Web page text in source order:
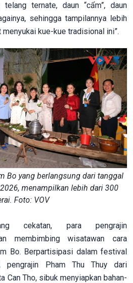
ternate, daun “cẩm”, daun
sehingga tampilannya lebih
kue-kue tradisional ini”.
Bo yang berlangsung dari tanggal
menampilkan lebih dari 300
Foto: VOV
cekatan, para pengrajin
membimbing wisatawan cara
Bo. Berpartisipasi dalam festival
pengrajin Pham Thu Thuy dari
Can Tho, sibuk menyiapkan bahan-